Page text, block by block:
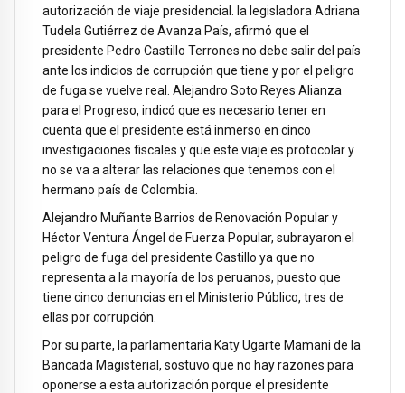
autorización de viaje presidencial. la legisladora Adriana
Tudela Gutiérrez de Avanza País, afirmó que el
presidente Pedro Castillo Terrones no debe salir del país
ante los indicios de corrupción que tiene y por el peligro
de fuga se vuelve real. Alejandro Soto Reyes Alianza
para el Progreso, indicó que es necesario tener en
cuenta que el presidente está inmerso en cinco
investigaciones fiscales y que este viaje es protocolar y
no se va a alterar las relaciones que tenemos con el
hermano país de Colombia.
Alejandro Muñante Barrios de Renovación Popular y
Héctor Ventura Ángel de Fuerza Popular, subrayaron el
peligro de fuga del presidente Castillo ya que no
representa a la mayoría de los peruanos, puesto que
tiene cinco denuncias en el Ministerio Público, tres de
ellas por corrupción.
Por su parte, la parlamentaria Katy Ugarte Mamani de la
Bancada Magisterial, sostuvo que no hay razones para
oponerse a esta autorización porque el presidente